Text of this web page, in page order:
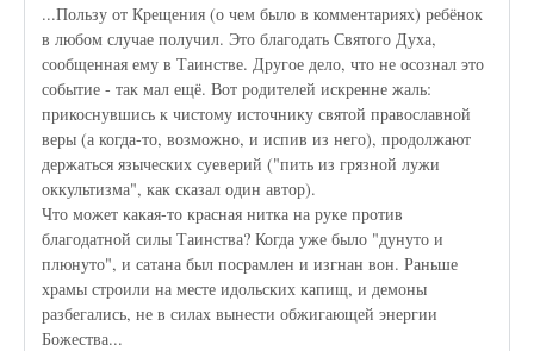
...Пользу от Крещения (о чем было в комментариях) ребёнок
в любом случае получил. Это благодать Святого Духа,
сообщенная ему в Таинстве. Другое дело, что не осознал это
событие - так мал ещё. Вот родителей искренне жаль:
прикоснувшись к чистому источнику святой православной
веры (а когда-то, возможно, и испив из него), продолжают
держаться языческих суеверий ("пить из грязной лужи
оккультизма", как сказал один автор).
Что может какая-то красная нитка на руке против
благодатной силы Таинства? Когда уже было "дунуто и
плюнуто", и сатана был посрамлен и изгнан вон. Раньше
храмы строили на месте идольских капищ, и демоны
разбегались, не в силах вынести обжигающей энергии
Божества...